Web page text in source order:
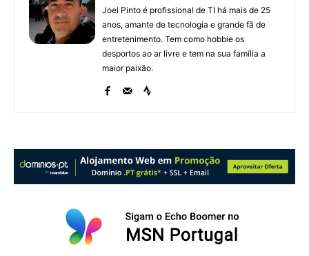
Joel Pinto é profissional de TI há mais de 25
anos, amante de tecnologia e grande fã de
entretenimento. Tem como hobbie os
desportos ao ar livre e tem na sua família a
maior paixão.